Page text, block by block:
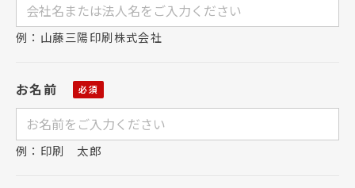
例：山藤三陽印刷株式会社
お名前
例：印刷 太郎